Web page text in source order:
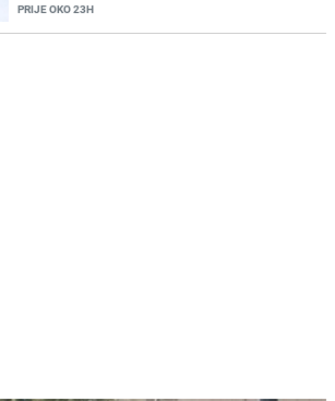
PRIJE OKO 23H